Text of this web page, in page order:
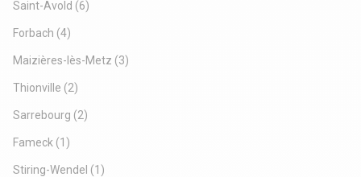
Saint-Avold (6)
Forbach (4)
Maizières-lès-Metz (3)
Thionville (2)
Sarrebourg (2)
Fameck (1)
Stiring-Wendel (1)